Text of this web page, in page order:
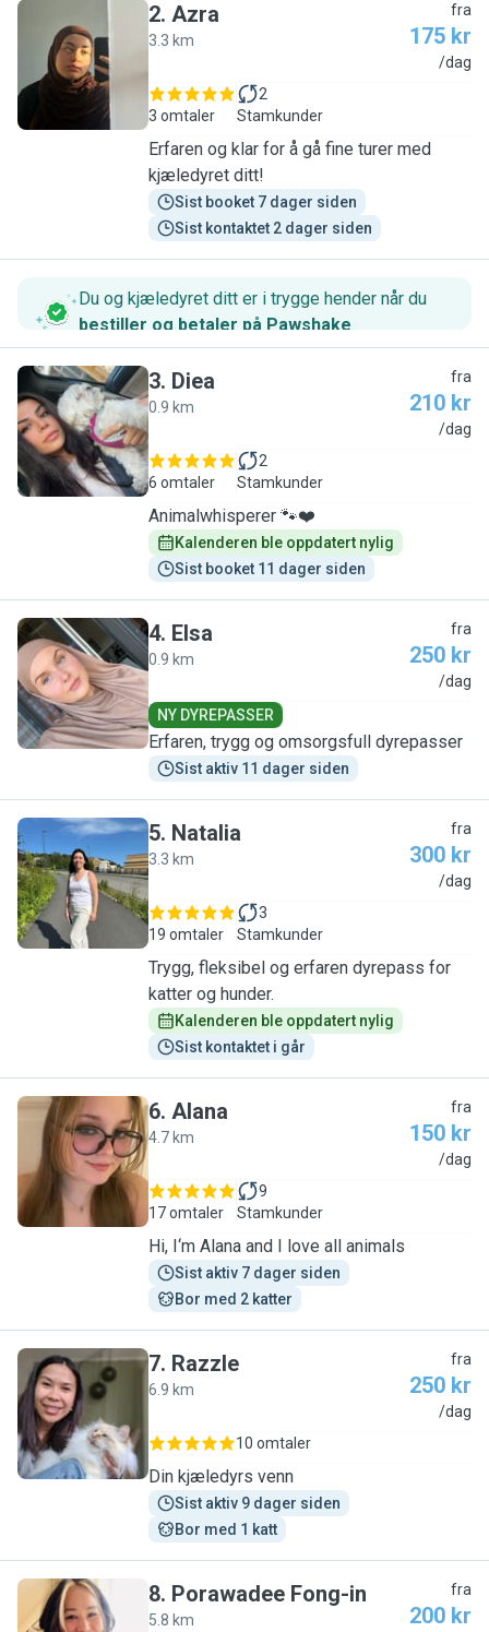
A
2. Azra
3.3 km
fra
175 kr
/dag
3 omtaler
2
Stamkunder
Erfaren og klar for å gå fine turer med
kjæledyret ditt!
Sist booket 7 dager siden
Sist kontaktet 2 dager siden
Du og kjæledyret ditt er i trygge hender når du
bestiller og betaler på Pawshake.
D
3. Diea
0.9 km
fra
210 kr
/dag
6 omtaler
2
Stamkunder
Animalwhisperer 🐾❤️
Kalenderen ble oppdatert nylig
Sist booket 11 dager siden
E
4. Elsa
0.9 km
fra
250 kr
/dag
NY DYREPASSER
Erfaren, trygg og omsorgsfull dyrepasser
Sist aktiv 11 dager siden
N
5. Natalia
3.3 km
fra
300 kr
/dag
19 omtaler
3
Stamkunder
Trygg, fleksibel og erfaren dyrepass for
katter og hunder.
Kalenderen ble oppdatert nylig
Sist kontaktet i går
A
6. Alana
4.7 km
fra
150 kr
/dag
17 omtaler
9
Stamkunder
Hi, I‘m Alana and I love all animals
Sist aktiv 7 dager siden
Bor med 2 katter
R
7. Razzle
6.9 km
fra
250 kr
/dag
10 omtaler
Din kjæledyrs venn
Sist aktiv 9 dager siden
Bor med 1 katt
8. Porawadee Fong-in
5.8 km
fra
200 kr